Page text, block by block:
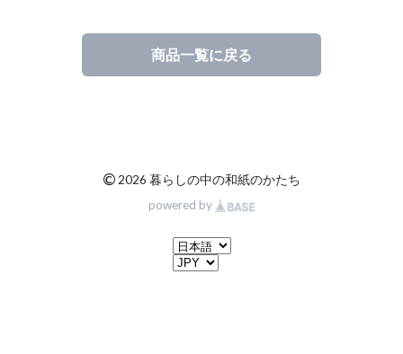
商品一覧に戻る
© 2026 暮らしの中の和紙のかたち
powered by